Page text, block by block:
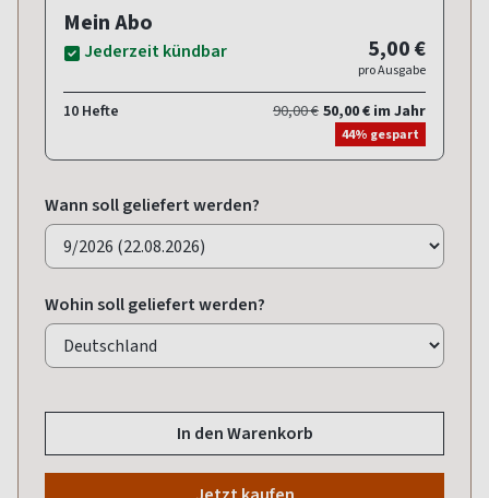
Mein Abo
Jederzeit kündbar 5,00 €
pro Ausgabe
10 Hefte 90,00 € 50,00 € im Jahr
44% gespart
Wann soll geliefert werden?
Wohin soll geliefert werden?
In den Warenkorb